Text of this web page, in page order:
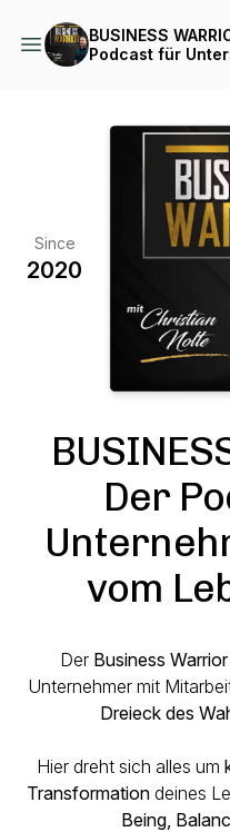
BUSINESS
Podcast für
Since
2020
Der
vom
Der Business
Unternehmer mit
Dreieck des
Hier dreht sich alles um
Transformationdeines
Being,